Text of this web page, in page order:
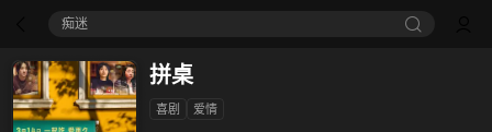
痴迷
拼桌
喜剧 爱情